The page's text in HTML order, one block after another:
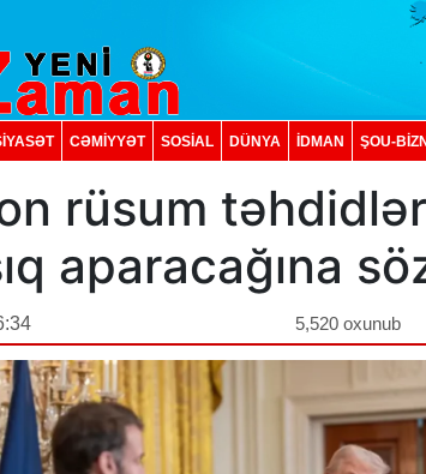
CƏMİYYƏT SOSIAL DÜNYA İDMAN ŞOU-
rüsum
aparacağına
5,520 oxunub